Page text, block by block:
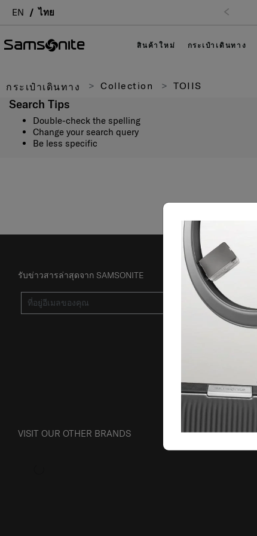
EN ไทย
สินค้าใหม่ กระเป๋าเดินทาง
กระเป๋าเดินทาง Collection TOIIS
Search Tips
Double-check the spelling
Change your search query
Be less specific
รับข่าวสารล่าสุดจาก SAMSONITE
ส่ง
VISIT OUR OTHER BRANDS